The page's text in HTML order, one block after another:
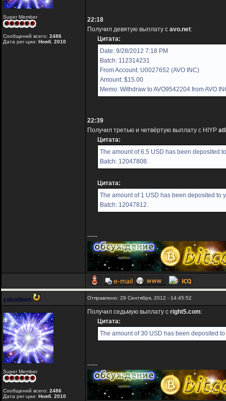
Super Member
Сообщений всего: 2486
Дата рег-ции: Нояб. 2010
22:18
Получил девятую выплату с avo.net:
Цитата:
Date: 9/28/2012 7:18 PM
Batch: 112314231
From Account: U0027652 (AVO INC)
Amount: $15.00
Memo: Withdraw to AVO9542204 from AVO
22:39
Получил третью и четвёртую выплату с HIYP
Цитата:
The amount of 6.5 USD has been deposited
Batch: 12047808.
Цитата:
The amount of 1 USD has been deposited to
Batch: 12047812.
-----
yakodsen Отправлено: 29 Сентября, 2012 - 14:45:52
Super Member
Сообщений всего: 2486
Дата рег-ции: Нояб. 2010
Получил седьмую выплату с right5.com:
Цитата:
The amount of 30 USD has been deposited
-----